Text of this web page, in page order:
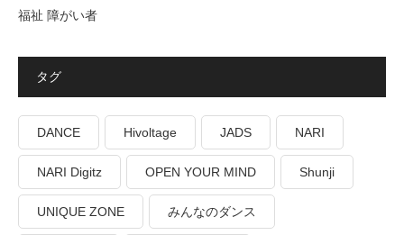
福祉 障がい者
タグ
DANCE Hivoltage JADS NARI
NARI Digitz OPEN YOUR MIND Shunji
UNIQUE ZONE みんなのダンス